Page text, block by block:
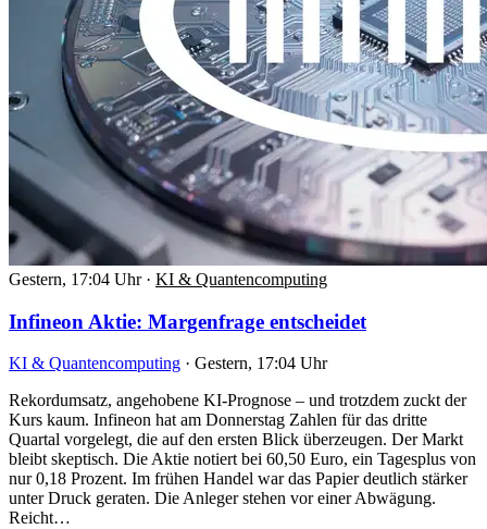
Gestern, 17:04 Uhr · KI & Quantencomputing
Infineon Aktie: Margenfrage entscheidet
KI & Quantencomputing · Gestern, 17:04 Uhr
Rekordumsatz, angehobene KI-Prognose – und trotzdem zuckt der
Kurs kaum. Infineon hat am Donnerstag Zahlen für das dritte
Quartal vorgelegt, die auf den ersten Blick überzeugen. Der Markt
bleibt skeptisch. Die Aktie notiert bei 60,50 Euro, ein Tagesplus von
nur 0,18 Prozent. Im frühen Handel war das Papier deutlich stärker
unter Druck geraten. Die Anleger stehen vor einer Abwägung.
Reicht…